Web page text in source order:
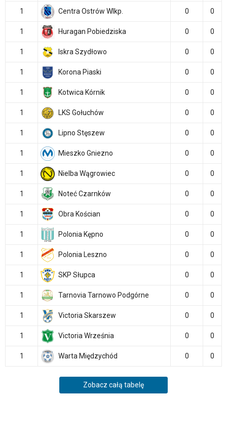
1 Centra Ostrów Wlkp. 0 0
1 Huragan Pobiedziska 0 0
1 Iskra Szydłowo 0 0
1 Korona Piaski 0 0
1 Kotwica Kórnik 0 0
1 LKS Gołuchów 0 0
1 Lipno Stęszew 0 0
1 Mieszko Gniezno 0 0
1 Nielba Wągrowiec 0 0
1 Noteć Czarnków 0 0
1 Obra Kościan 0 0
1 Polonia Kępno 0 0
1 Polonia Leszno 0 0
1 SKP Słupca 0 0
1 Tarnovia Tarnowo Podgórne 0 0
1 Victoria Skarszew 0 0
1 Victoria Września 0 0
1 Warta Międzychód 0 0
Zobacz całą tabelę